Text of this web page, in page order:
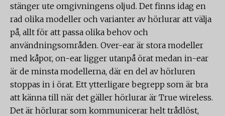
stänger ute omgivningens oljud. Det finns idag en
rad olika modeller och varianter av hörlurar att välja
på, allt för att passa olika behov och
användningsområden. Over-ear är stora modeller
med kåpor, on-ear ligger utanpå örat medan in-ear
är de minsta modellerna, där en del av hörluren
stoppas in i örat. Ett ytterligare begrepp som är bra
att känna till när det gäller hörlurar är True wireless.
Det är hörlurar som kommunicerar helt trådlöst,